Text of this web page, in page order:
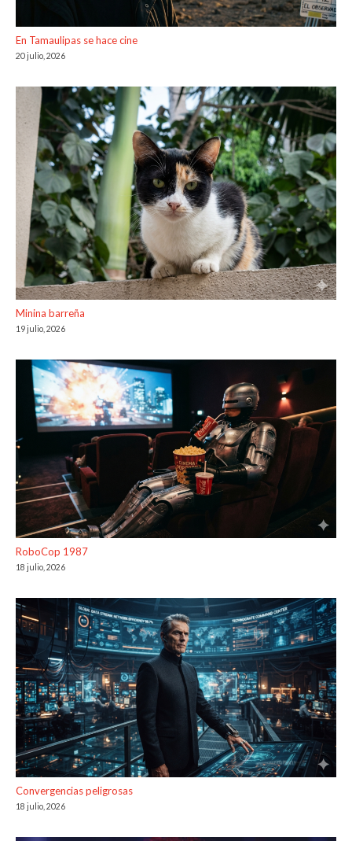
En Tamaulipas se hace cine
20 julio, 2026
Minina barreña
19 julio, 2026
RoboCop 1987
18 julio, 2026
Convergencias peligrosas
18 julio, 2026